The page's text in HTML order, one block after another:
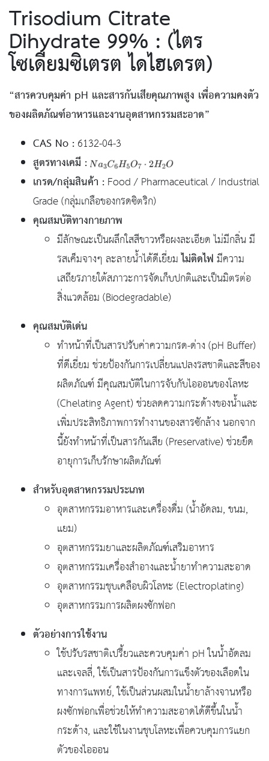
Trisodium Citrate
Dihydrate 99% : (ไตร
โซเดียมซิเตรต ไดไฮเดรต)
“สารควบคุมค่า pH และสารกันเสียคุณภาพสูง เพื่อความคงตัว
ของผลิตภัณฑ์อาหารและงานอุตสาหกรรมสะอาด”
CAS No :6132-04-3
สูตรทางเคมี :
เกรด/กลุ่มสินค้า :Food / Pharmaceutical / Industrial
Grade (กลุ่มเกลือของกรดซิตริก)
คุณสมบัติทางกายภาพ
มีลักษณะเป็นผลึกใสสีขาวหรือผงละเอียด ไม่มีกลิ่น มี
รสเค็มจางๆ ละลายน้ำได้ดีเยี่ยมไม่ติดไฟมีความ
เสถียรภายใต้สภาวะการจัดเก็บปกติและเป็นมิตรต่อ
สิ่งแวดล้อม (Biodegradable)
คุณสมบัติเด่น
ทำหน้าที่เป็นสารปรับค่าความกรด-ด่าง (pH Buffer)
ที่ดีเยี่ยม ช่วยป้องกันการเปลี่ยนแปลงรสชาติและสีของ
ผลิตภัณฑ์ มีคุณสมบัติในการจับกับไอออนของโลหะ
(Chelating Agent) ช่วยลดความกระด้างของน้ำและ
เพิ่มประสิทธิภาพการทำงานของสารซักล้าง นอกจาก
นี้ยังทำหน้าที่เป็นสารกันเสีย (Preservative) ช่วยยืด
อายุการเก็บรักษาผลิตภัณฑ์
สำหรับอุตสาหกรรมประเภท
อุตสาหกรรมอาหารและเครื่องดื่ม (น้ำอัดลม, ขนม,
แยม)
อุตสาหกรรมยาและผลิตภัณฑ์เสริมอาหาร
อุตสาหกรรมเครื่องสำอางและน้ำยาทำความสะอาด
อุตสาหกรรมชุบเคลือบผิวโลหะ (Electroplating)
อุตสาหกรรมการผลิตผงซักฟอก
ตัวอย่างการใช้งาน
ใช้ปรับรสชาติเปรี้ยวและควบคุมค่า pH ในน้ำอัดลม
และเจลลี่, ใช้เป็นสารป้องกันการแข็งตัวของเลือดใน
ทางการแพทย์, ใช้เป็นส่วนผสมในน้ำยาล้างจานหรือ
ผงซักฟอกเพื่อช่วยให้ทำความสะอาดได้ดีขึ้นในน้ำ
กระด้าง, และใช้ในงานชุบโลหะเพื่อควบคุมการแยก
ตัวของไอออน